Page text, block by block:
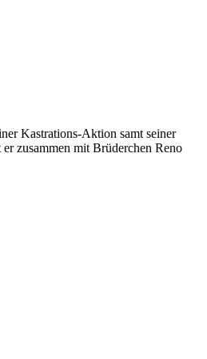
Kastrations-Aktion samt seiner
zusammen mit Brüderchen Reno